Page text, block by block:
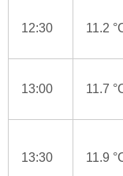
12:30 11.2
13:00 11.7
13:30 11.9